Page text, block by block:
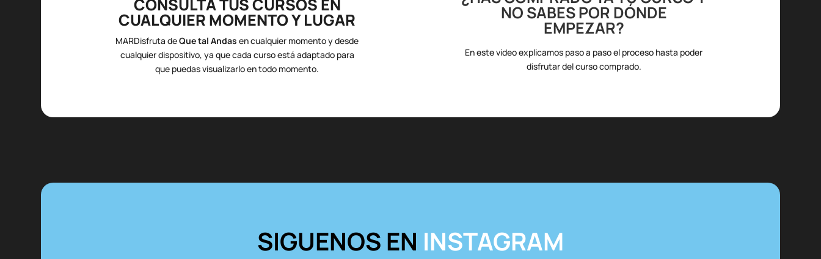
CONSULTA TUS CURSOS EN
CUALQUIER MOMENTO Y LUGAR
MARDisfruta deQue tal Andasen cualquier momento y desde
cualquier dispositivo, ya que cada curso está adaptado para
que puedas visualizarlo en todo momento.
NO SABESPOR DÓNDE
EMPEZAR?
En este video explicamos paso a paso el proceso hasta poder
disfrutar del curso comprado.
SIGUENOS EN INSTAGRAM